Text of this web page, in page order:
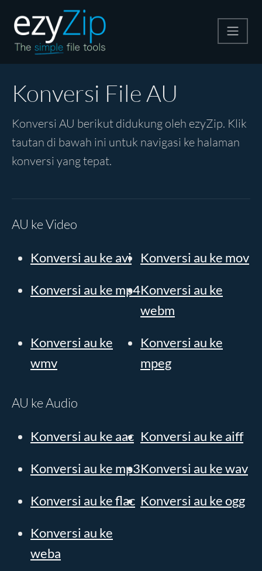
Konversi File AU
Konversi AU berikut didukung oleh ezyZip. Klik
tautan di bawah ini untuk navigasi ke halaman
konversi yang tepat.
AU ke Video
Konversi au ke avi Konversi au ke mov
Konversi au ke mp4Konversi au ke
webm
Konversi au ke
wmv
Konversi au ke
mpeg
AU ke Audio
Konversi au ke aac Konversi au ke aiff
Konversi au ke mp3Konversi au ke wav
Konversi au ke flac Konversi au ke ogg
Konversi au ke
weba